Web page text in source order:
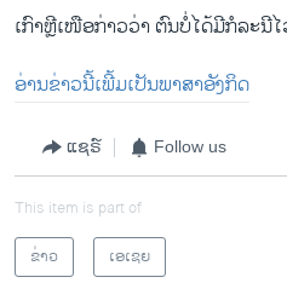
ເກົາຫຼີເໜືອກ່າວວ່າ ຕົນບໍ່ໄດ້ມີກໍລະນີ
ອ່ານຂ່າວນີ້ເພີ້ມເປັນພາສາອັງກິດ
ແຊຣ໌ Follow us
This item is part of
ຂ່າວ
ເອເຊຍ